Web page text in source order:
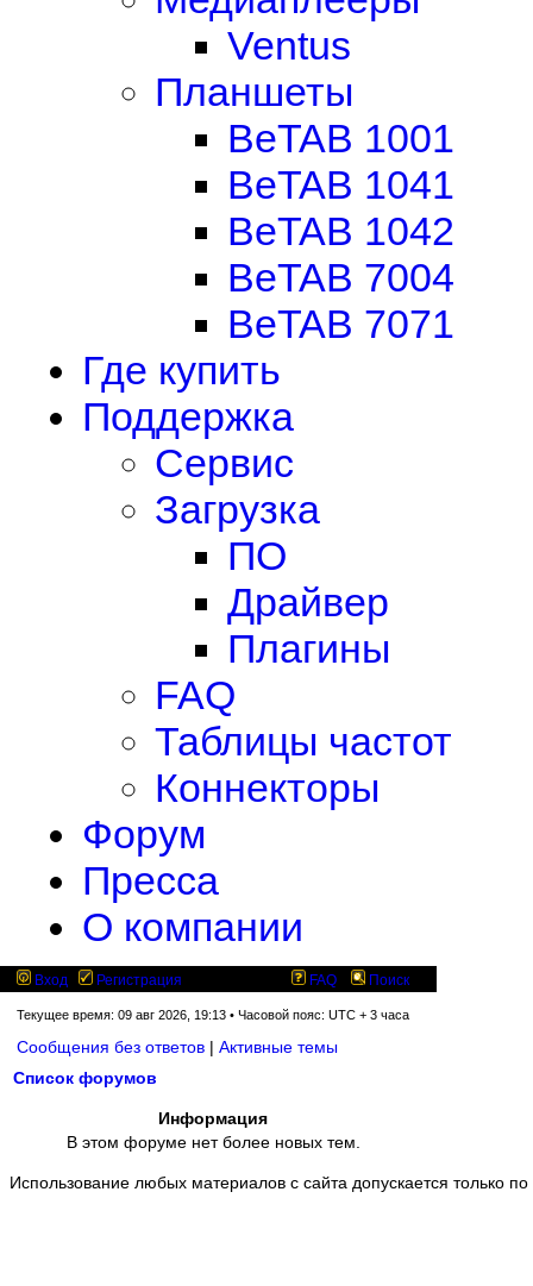
Ventus
Планшеты
BeTAB 1001
BeTAB 1041
BeTAB 1042
BeTAB 7004
BeTAB 7071
Где купить
Поддержка
Сервис
Загрузка
ПО
Драйвер
Плагины
FAQ
Таблицы частот
Коннекторы
Форум
Пресса
О компании
Вход Регистрация FAQ Поиск
Текущее время: 09 авг 2026, 19:13 • Часовой пояс: UTC + 3 часа
Сообщения без ответов | Активные темы
Список форумов
Информация
В этом форуме нет более новых тем.
Использование любых материалов с сайта допускается только